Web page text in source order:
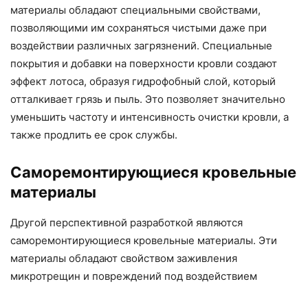
материалы обладают специальными свойствами,
позволяющими им сохраняться чистыми даже при
воздействии различных загрязнений. Специальные
покрытия и добавки на поверхности кровли создают
эффект лотоса, образуя гидрофобный слой, который
отталкивает грязь и пыль. Это позволяет значительно
уменьшить частоту и интенсивность очистки кровли, а
также продлить ее срок службы.
Саморемонтирующиеся кровельные
материалы
Другой перспективной разработкой являются
саморемонтирующиеся кровельные материалы. Эти
материалы обладают свойством заживления
микротрещин и повреждений под воздействием